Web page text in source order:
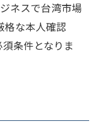
ネスで台湾市場
格な本人確認
須条件となりま